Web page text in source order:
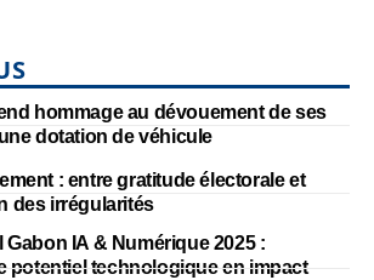
hommage au dévouement de ses
dotation de véhicule
: entre gratitude électorale et
des irrégularités
Gabon IA & Numérique 2025 :
potentiel technologique en impact